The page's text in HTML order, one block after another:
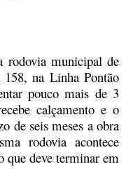
rodovia municipal de
na Linha Pontão
pouco mais de 3
calçamento e o
de seis meses a obra
rodovia acontece
que deve terminar em